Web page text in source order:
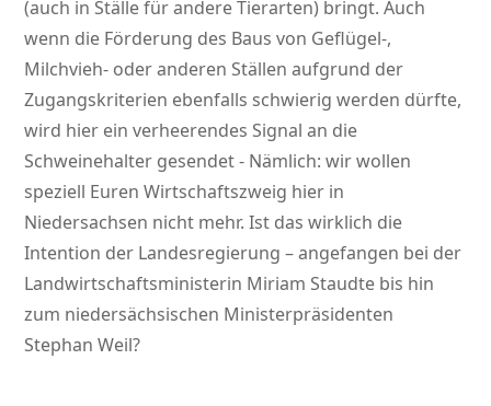
(auch in Ställe für andere Tierarten) bringt. Auch
wenn die Förderung des Baus von Geflügel-,
Milchvieh- oder anderen Ställen aufgrund der
Zugangskriterien ebenfalls schwierig werden dürfte,
wird hier ein verheerendes Signal an die
Schweinehalter gesendet - Nämlich: wir wollen
speziell Euren Wirtschaftszweig hier in
Niedersachsen nicht mehr. Ist das wirklich die
Intention der Landesregierung – angefangen bei der
Landwirtschaftsministerin Miriam Staudte bis hin
zum niedersächsischen Ministerpräsidenten
Stephan Weil?